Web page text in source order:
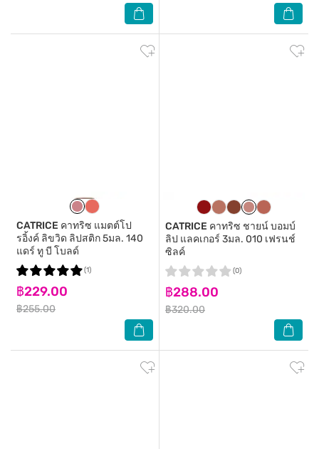
CATRICE คาทริซ แมตต์โป
รอิ้งค์ ลิขวิด ลิปสติก 5มล. 140
แดร์ ทู บี โบลด์
฿229.00
฿255.00
(1)
CATRICE คาทริซ ชายน์ บอมบ์
ลิป แลคเกอร์ 3มล. 010 เฟรนช์
ซิลค์
฿288.00
฿320.00
(0)